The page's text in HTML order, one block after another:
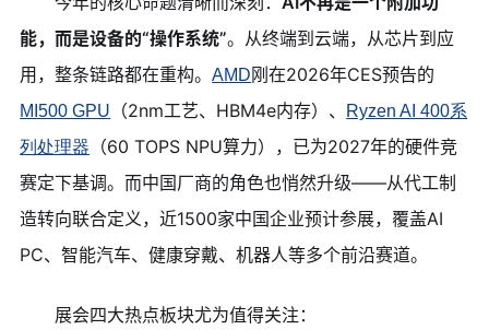
能，而是设备的“操作系统”。从终端到云端，从芯片到应
用，整条链路都在重构。AMD刚在2026年CES预告的
MI500 GPU （2nm工艺、HBM4e内存）、
Ryzen AI 400系
列处理器
（60 TOPS NPU算力），已为2027年的硬件竞
赛定下基调。而中国厂商的角色也悄然升级——从代工制
造转向联合定义，近1500家中国企业预计参展，覆盖AI
PC、智能汽车、健康穿戴、机器人等多个前沿赛道。
展会四大热点板块尤为值得关注：